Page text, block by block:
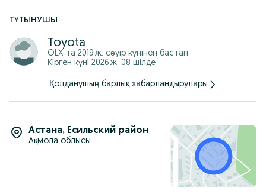
ТҰТЫНУШЫ
Toyota
OLX-та 2019 ж. сәуір күнінен бастап
Кірген күні 2026 ж. 08 шілде
Қолданушың барлық хабарландырулары
Астана, Есильский район
Ақмола облысы